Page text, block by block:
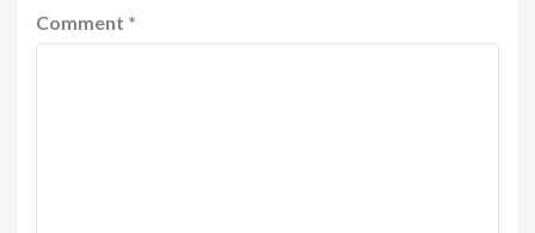
Comment *